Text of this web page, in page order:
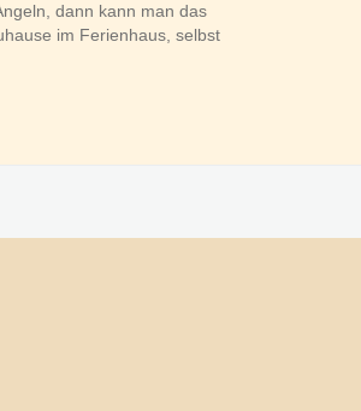
dann kann man das
im Ferienhaus, selbst